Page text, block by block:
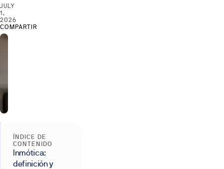
JULY
1,
2026
COMPARTIR
ÍNDICE DE
CONTENIDO
Inmótica:
definición y